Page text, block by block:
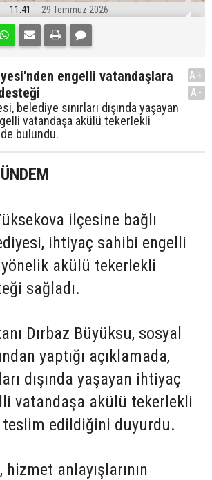
11:41 29 Temmuz 2026
engelli vatandaşlara
belediye sınırları dışında yaşayan
vatandaşa akülü tekerlekli
bulundu.
A+
A-
ilçesine bağlı
ihtiyaç sahibi engelli
akülü tekerlekli
sağladı.
Dırbaz Büyüksu, sosyal
yaptığı açıklamada,
dışında yaşayan ihtiyaç
vatandaşa akülü tekerlekli
edildiğini duyurdu.
hizmet anlayışlarının